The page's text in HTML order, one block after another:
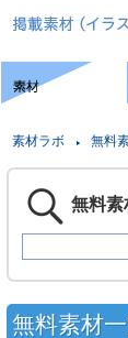
素材ラボ 無料
無料素
無料素材